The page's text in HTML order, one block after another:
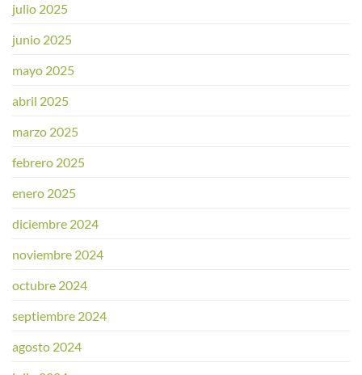
julio 2025
junio 2025
mayo 2025
abril 2025
marzo 2025
febrero 2025
enero 2025
diciembre 2024
noviembre 2024
octubre 2024
septiembre 2024
agosto 2024